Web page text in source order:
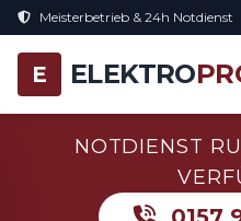
Meisterbetrieb & 24h Notdienst
E ELEKTRO
NOTDIENST